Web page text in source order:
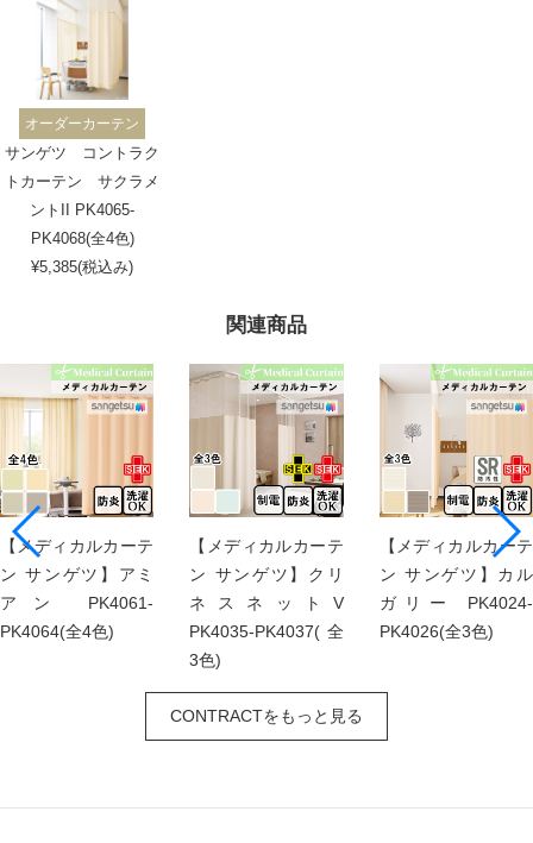
関連商品
【メディカルカーテ
ン サンゲツ】アミ
アン PK4061-
PK4064(全4色)
【メディカルカーテ
ン サンゲツ】クリ
ネスネットV
PK4035-PK4037(全
3色)
【メディカルカーテ
ン サンゲツ】カル
ガリー PK4024-
PK4026(全3色)
CONTRACTをもっと見る
オーダーカーテン
サンゲツ コントラク
トカーテン サクラメ
ントII PK4065-
PK4068(全4色)
¥5,385(税込み)